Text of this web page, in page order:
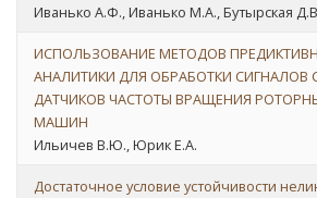
Иванько А.Ф., Иванько М.А., Бутырская
ИСПОЛЬЗОВАНИЕ МЕТОДОВ
АНАЛИТИКИ ДЛЯ ОБРАБОТКИ СИГНАЛОВ
ДАТЧИКОВ ЧАСТОТЫ ВРАЩЕНИЯ
МАШИН
Ильичев В.Ю., Юрик Е.А.
Достаточное условие устойчивости